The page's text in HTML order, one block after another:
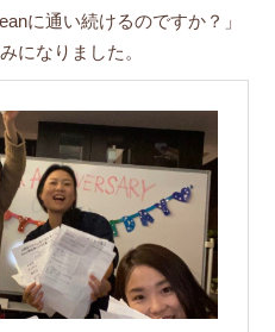
に通い続けるのですか？」
になりました。